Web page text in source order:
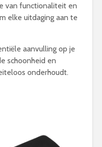
van functionaliteit en
elke uitdaging aan te
aanvulling op je
schoonheid en
onderhoudt.